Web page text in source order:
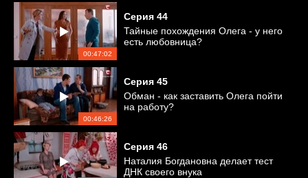
00:47:02
Серия 44
Тайные похождения Олега - у него
есть любовница?
00:46:26
Серия 45
Обман - как заставить Олега пойти
на работу?
Серия 46
Наталия Богдановна делает тест
ДНК своего внука